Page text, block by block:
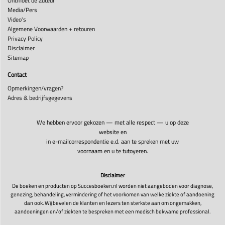
Media/Pers
Video's
Algemene Voorwaarden + retouren
Privacy Policy
Disclaimer
Sitemap
Contact
Opmerkingen/vragen?
Adres & bedrijfsgegevens
We hebben ervoor gekozen — met alle respect — u op deze
website en
in e-mailcorrespondentie e.d. aan te spreken met uw
voornaam en u te tutoyeren.
Disclaimer
De boeken en producten op Succesboeken.nl worden niet aangeboden voor diagnose,
genezing, behandeling, vermindering of het voorkomen van welke ziekte of aandoening
dan ook. Wij bevelen de klanten en lezers ten sterkste aan om ongemakken,
aandoeningen en/of ziekten te bespreken met een medisch bekwame professional.